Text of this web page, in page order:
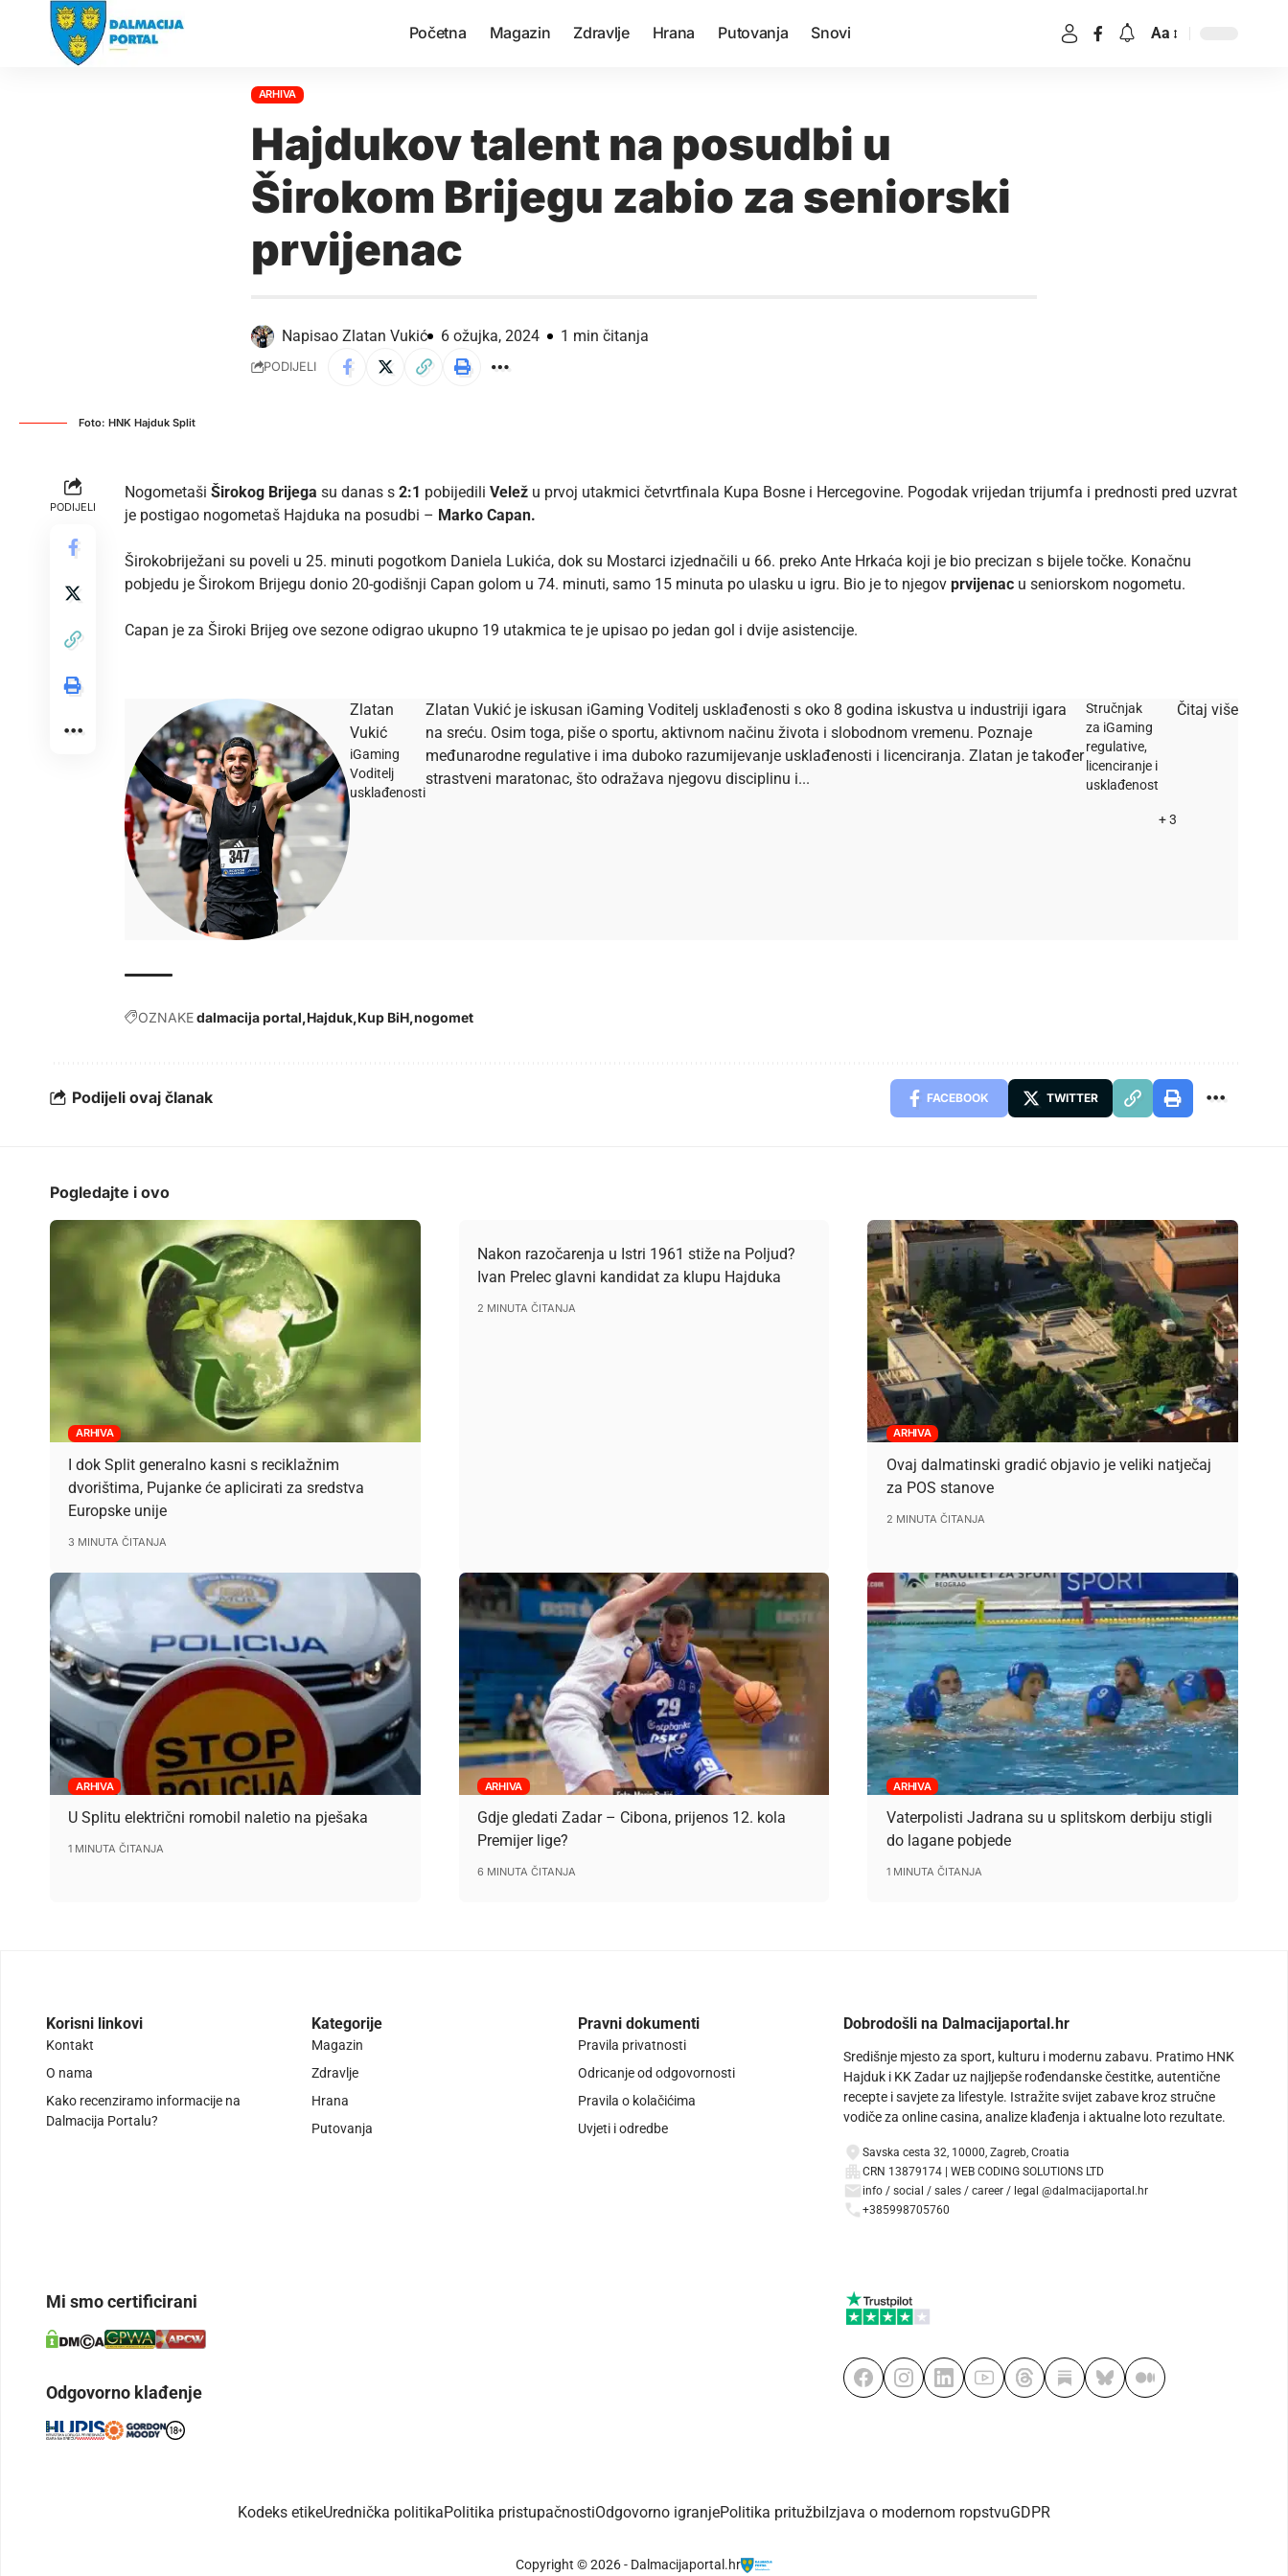
Početna Magazin Zdravlje Hrana Putovanja Snovi Aa
ARHIVA
Hajdukov talent na posudbi u
Širokom Brijegu zabio za seniorski
prvijenac
Napisao Zlatan Vukić 6 ožujka, 2024 1 min čitanja
PODIJELI
Foto: HNK Hajduk Split
PODIJELI
Nogometaši Širokog Brijega su danas s 2:1 pobijedili Velež u prvoj utakmici četvrtfinala Kupa Bosne i Hercegovine. Pogodak vrijedan trijumfa i prednosti pred uzvrat
je postigao nogometaš Hajduka na posudbi – Marko Capan.
Širokobriježani su poveli u 25. minuti pogotkom Daniela Lukića, dok su Mostarci izjednačili u 66. preko Ante Hrkaća koji je bio precizan s bijele točke. Konačnu
pobjedu je Širokom Brijegu donio 20-godišnji Capan golom u 74. minuti, samo 15 minuta po ulasku u igru. Bio je to njegov prvijenac u seniorskom nogometu.
Capan je za Široki Brijeg ove sezone odigrao ukupno 19 utakmica te je upisao po jedan gol i dvije asistencije.
Zlatan
Vukić
iGaming
Voditelj
usklađenosti
Zlatan Vukić je iskusan iGaming Voditelj usklađenosti s oko 8 godina iskustva u industriji igara
na sreću. Osim toga, piše o sportu, aktivnom načinu života i slobodnom vremenu. Poznaje
međunarodne regulative i ima duboko razumijevanje usklađenosti i licenciranja. Zlatan je također
strastveni maratonac, što odražava njegovu disciplinu i...
Stručnjak
za iGaming
regulative,
licenciranje i
usklađenost
+ 3
Čitaj više
OZNAKEdalmacija portal Hajduk Kup BiH nogomet
Podijeli ovaj članak FACEBOOK TWITTER
Pogledajte i ovo
ARHIVA
I dok Split generalno kasni s reciklažnim
dvorištima, Pujanke će aplicirati za sredstva
Europske unije
3 MINUTA ČITANJA
Nakon razočarenja u Istri 1961 stiže na Poljud?
Ivan Prelec glavni kandidat za klupu Hajduka
2 MINUTA ČITANJA
ARHIVA
Ovaj dalmatinski gradić objavio je veliki natječaj
za POS stanove
2 MINUTA ČITANJA
ARHIVA
U Splitu električni romobil naletio na pješaka
1 MINUTA ČITANJA
ARHIVA
Gdje gledati Zadar – Cibona, prijenos 12. kola
Premijer lige?
6 MINUTA ČITANJA
ARHIVA
Vaterpolisti Jadrana su u splitskom derbiju stigli
do lagane pobjede
1 MINUTA ČITANJA
Korisni linkovi
Kontakt
O nama
Kako recenziramo informacije na
Dalmacija Portalu?
Kategorije
Magazin
Zdravlje
Hrana
Putovanja
Pravni dokumenti
Pravila privatnosti
Odricanje od odgovornosti
Pravila o kolačićima
Uvjeti i odredbe
Dobrodošli na Dalmacijaportal.hr
Središnje mjesto za sport, kulturu i modernu zabavu. Pratimo HNK
Hajduk i KK Zadar uz najljepše rođendanske čestitke, autentične
recepte i savjete za lifestyle. Istražite svijet zabave kroz stručne
vodiče za online casina, analize klađenja i aktualne loto rezultate.
Savska cesta 32, 10000, Zagreb, Croatia
CRN 13879174 | WEB CODING SOLUTIONS LTD
info / social / sales / career / legal @dalmacijaportal.hr
+385998705760
Mi smo certificirani
Odgovorno klađenje
Kodeks etikeUrednička politikaPolitika pristupačnostiOdgovorno igranjePolitika pritužbi Izjava o modernom ropstvuGDPR
Copyright © 2026 - Dalmacijaportal.hr